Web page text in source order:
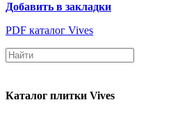
Добавить в закладки
PDF каталог Vives
Каталог плитки Vives